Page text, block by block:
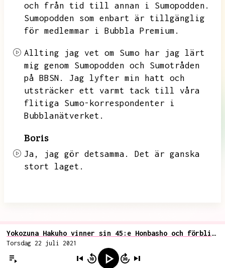
och från tid till annan i Sumopodden.
Sumopodden som enbart är tillgänglig
för medlemmar i Bubbla Premium.
Allting jag vet om Sumo har jag lärt
mig genom Sumopodden och Sumotråden
på BBSN.
Jag lyfter min hatt och
utsträcker ett varmt tack till våra
flitiga Sumo-korrespondenter i
Bubblanätverket.
Boris
Ja, jag gör detsamma.
Det är ganska
stort laget.
Yokozuna Hakuho vinner sin 45:e Honbasho och förblir obesegrad för 16:e gången
Torsdag 22 juli 2021